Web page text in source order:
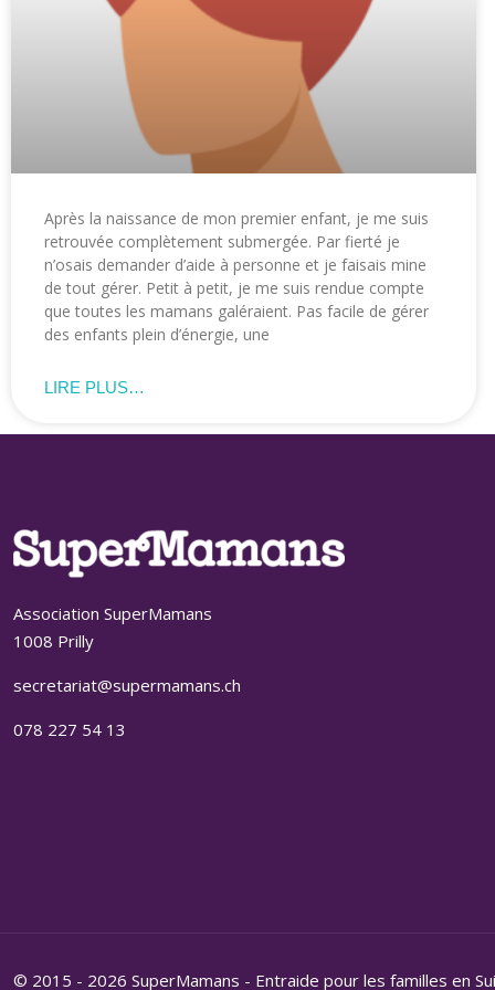
Après la naissance de mon premier enfant, je me suis
retrouvée complètement submergée. Par fierté je
n’osais demander d’aide à personne et je faisais mine
de tout gérer. Petit à petit, je me suis rendue compte
que toutes les mamans galéraient. Pas facile de gérer
des enfants plein d’énergie, une
LIRE PLUS…
Association SuperMamans
1008 Prilly
secretariat@supermamans.ch
078 227 54 13
© 2015 - 2026 SuperMamans - Entraide pour les familles en